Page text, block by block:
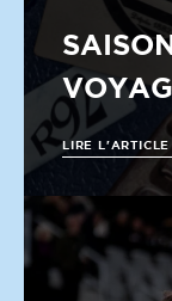
LIRE L'ARTICLE